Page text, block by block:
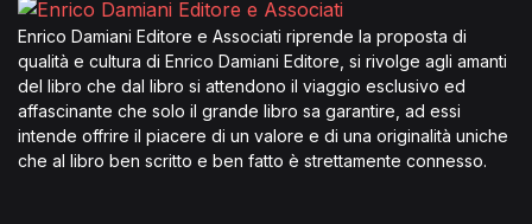
Enrico Damiani Editore e Associati riprende la proposta di
qualità e cultura di Enrico Damiani Editore, si rivolge agli amanti
del libro che dal libro si attendono il viaggio esclusivo ed
affascinante che solo il grande libro sa garantire, ad essi
intende offrire il piacere di un valore e di una originalità uniche
che al libro ben scritto e ben fatto è strettamente connesso.